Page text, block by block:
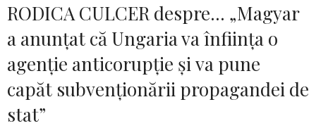
RODICA CULCER despre… „Magyar
a anunțat că Ungaria va înființa o
agenție anticorupție și va pune
capăt subvenționării propagandei de
stat”